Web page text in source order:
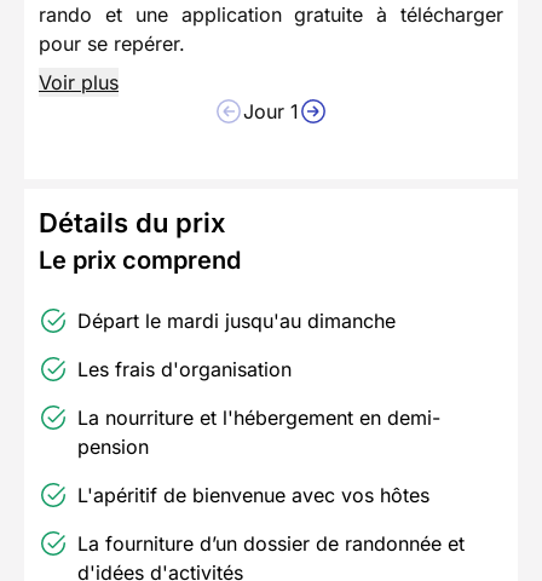
rando et une application gratuite à télécharger
pour se repérer.
Voir plus
Jour 1
Détails du prix
Le prix comprend
Départ le mardi jusqu'au dimanche
Les frais d'organisation
La nourriture et l'hébergement en demi-
pension
L'apéritif de bienvenue avec vos hôtes
La fourniture d’un dossier de randonnée et
d'idées d'activités